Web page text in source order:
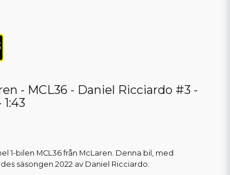
- MCL36 - Daniel Ricciardo #3 -
1-bilen MCL36 från McLaren. Denna bil, med
säsongen 2022 av Daniel Ricciardo.